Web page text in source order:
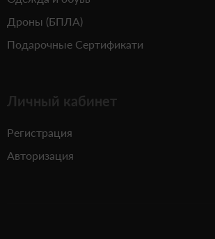
Дроны (БПЛА)
Подарочные Сертификати
Личный кабинет
Регистрация
Авторизация